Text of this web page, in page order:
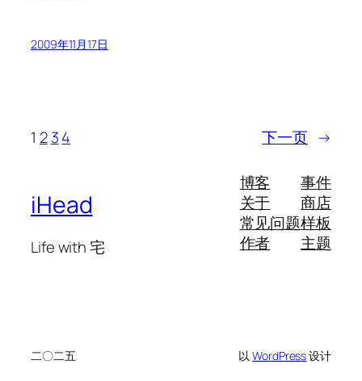
2009年11月17日
1 2 34 下一页 →
iHead
Life with 宅
博客
关于
常见问题
作者
事件
商店
样板
主题
二〇二五 以WordPress设计